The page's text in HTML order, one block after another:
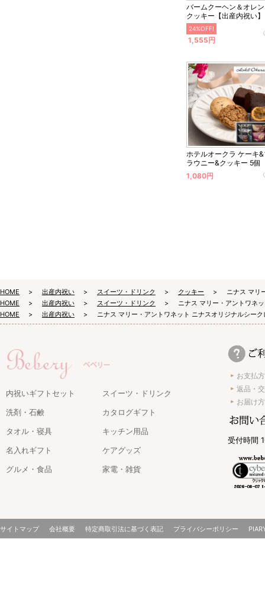
バームクーヘン＆オレ
クッキー【出産内祝い】
24%OFF!
1,555円
ホテルオークラ ケーキ
ラウニー&クッキー 5個
1,080円
HOME 出産内祝い スイーツ・ドリンク クッキー
ニナス マリ
HOME
出産内祝い スイーツ・ドリンク
ニナス マリー・アントワネ
HOME
出産内祝い ニナス マリー・アントワネット ニナスオリジナルシー
内祝いギフトセット
スイーツ・ドリンク
洗剤・石鹸
カタログギフト
タオル・寝具
キッチン用品
名入れギフト
ケアグッズ
グルメ・食品
家電・雑貨
お支払
返品・
お届け
受付時間
サイトマップ 会社概要 特定商取引法に基づく表記 プライバシーポリシー